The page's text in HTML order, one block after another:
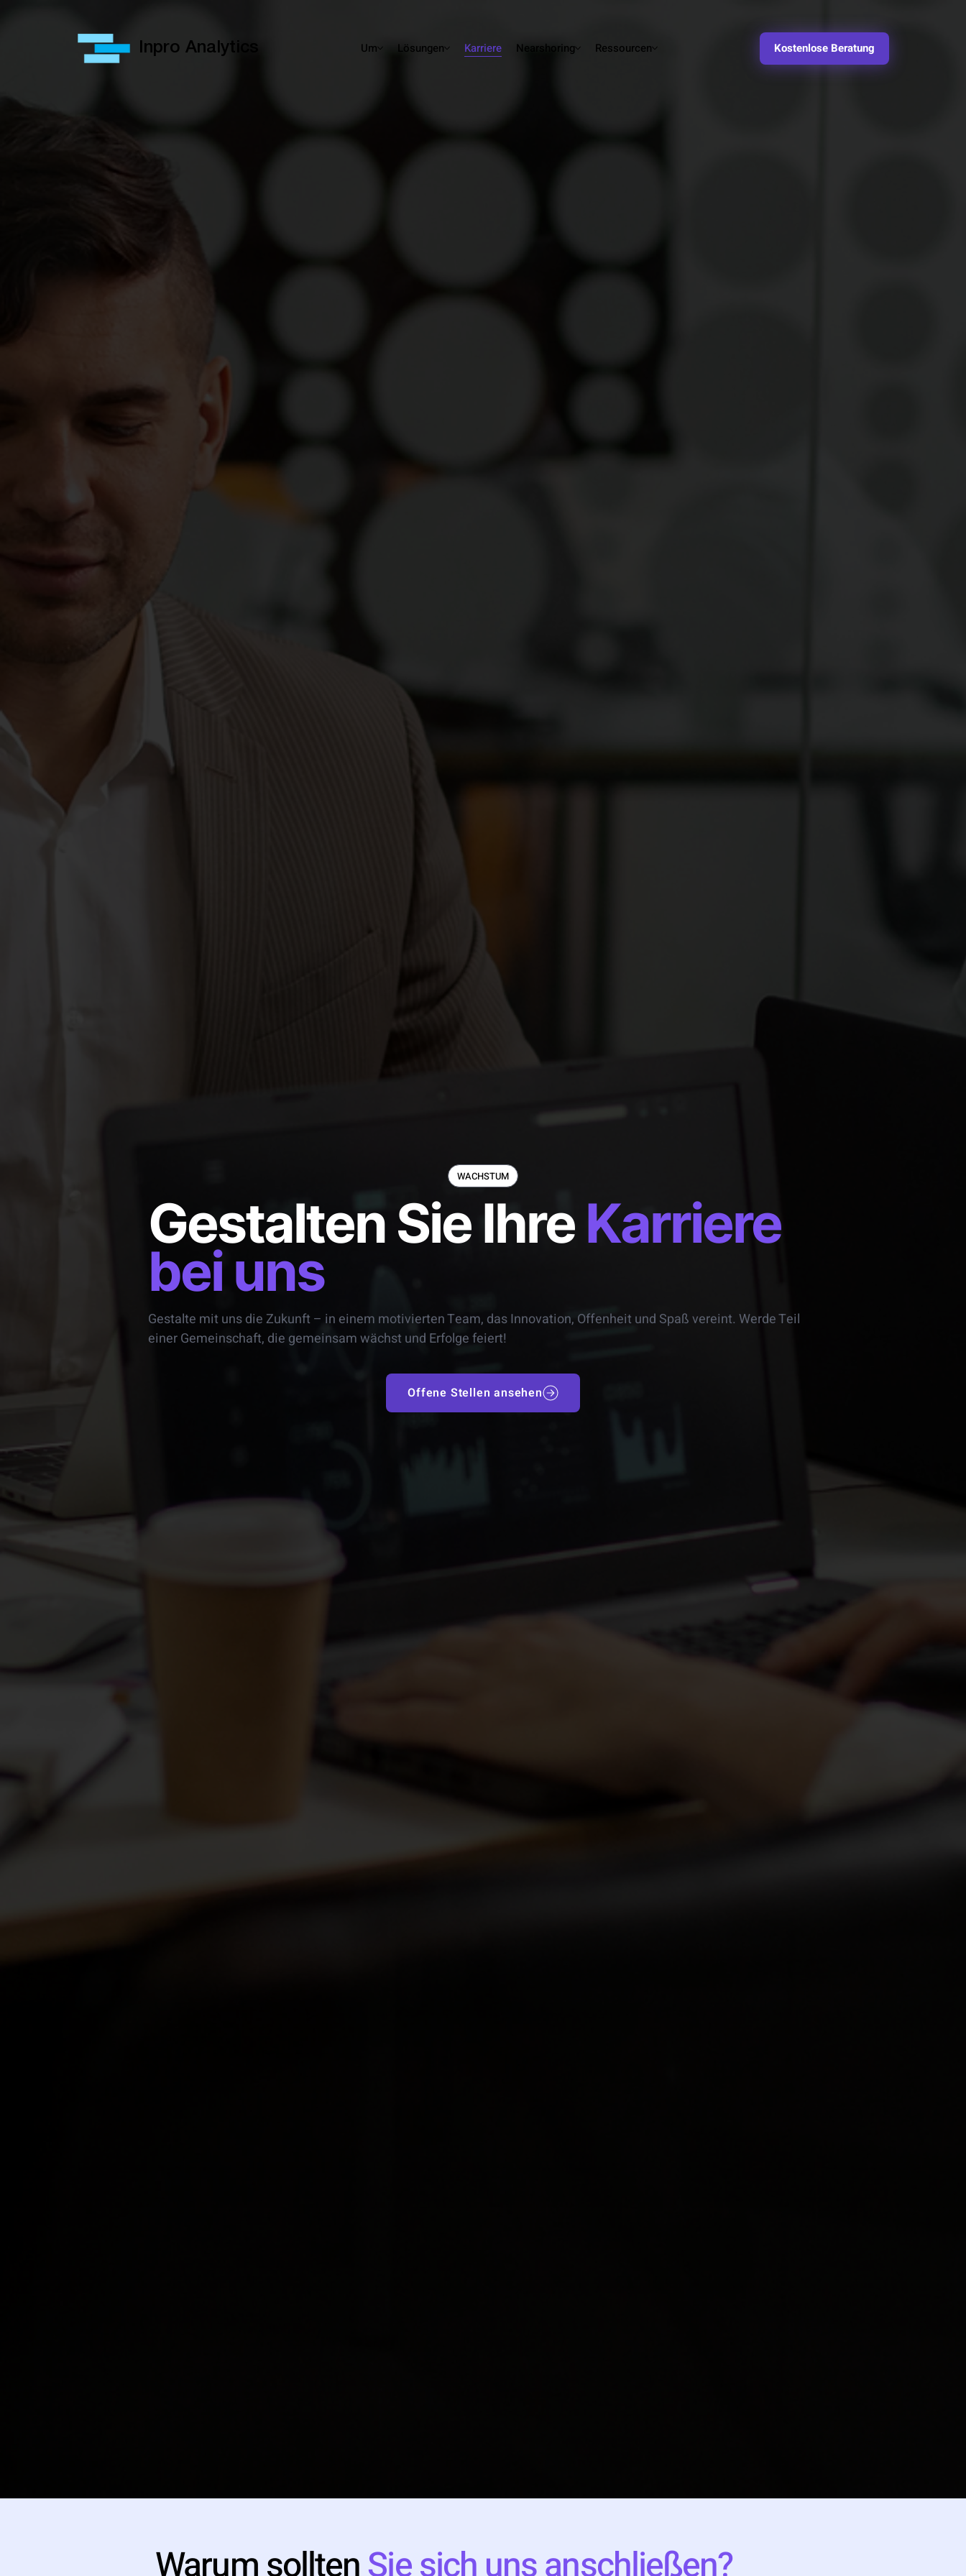
Um Lösungen Karriere Nearshoring Ressourcen Kostenlose Beratung
Inpro Analytics
WACHSTUM
Gestalten Sie IhreKarriere
bei uns
Gestalte mit uns die Zukunft – in einem motivierten Team, das Innovation, Offenheit und Spaß vereint. Werde Teil
einer Gemeinschaft, die gemeinsam wächst und Erfolge feiert!
Offene Stellen ansehen
Warum solltenSie sich uns anschließen?